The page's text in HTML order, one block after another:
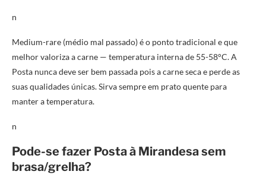
n
Medium-rare (médio mal passado) é o ponto tradicional e que
melhor valoriza a carne — temperatura interna de 55-58°C. A
Posta nunca deve ser bem passada pois a carne seca e perde as
suas qualidades únicas. Sirva sempre em prato quente para
manter a temperatura.
n
Pode-se fazer Posta à Mirandesa sem
brasa/grelha?